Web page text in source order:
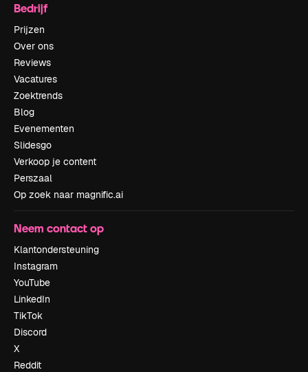
Bedrijf
Prijzen
Over ons
Reviews
Vacatures
Zoektrends
Blog
Evenementen
Slidesgo
Verkoop je content
Perszaal
Op zoek naar magnific.ai
Neem contact op
Klantondersteuning
Instagram
YouTube
LinkedIn
TikTok
Discord
X
Reddit